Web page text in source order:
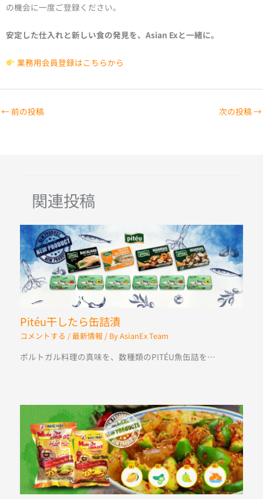
の機会に一度ご登録ください。
安定した仕入れと新しい食の発見を、Asian Exと一緒に。
業務用会員登録はこちらから
← 前の投稿 次の投稿 →
関連投稿
Pitéu干したら缶詰漬
コメントする /最新情報 / ByAsianEx Team
ポルトガル料理の真味を、数種類のPITÉU魚缶詰を…